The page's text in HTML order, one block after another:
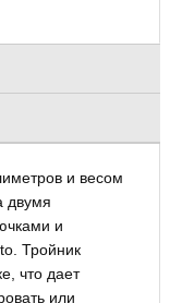
и весом
двумя
и
Тройник
что дает
или